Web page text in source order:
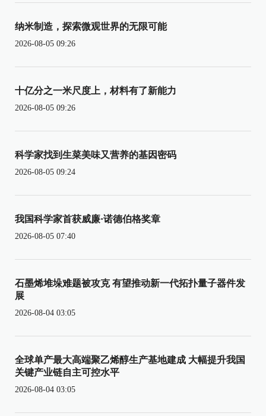
纳米制造，探索微观世界的无限可能
2026-08-05 09:26
十亿分之一米尺度上，材料有了新能力
2026-08-05 09:26
科学家找到生菜美味又营养的基因密码
2026-08-05 09:24
我国科学家首获威廉·诺德伯格奖章
2026-08-05 07:40
石墨烯堆垛难题被攻克 有望推动新一代拓扑量子器件发
展
2026-08-04 03:05
全球单产最大高端聚乙烯醇生产基地建成 大幅提升我国
关键产业链自主可控水平
2026-08-04 03:05